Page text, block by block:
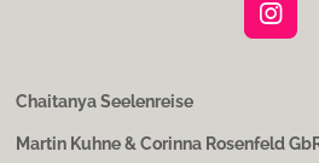
I
g
Chaitanya Seelenreise
Martin Kuhne & Corinna Rosenfeld